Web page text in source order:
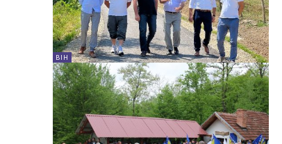
BIH